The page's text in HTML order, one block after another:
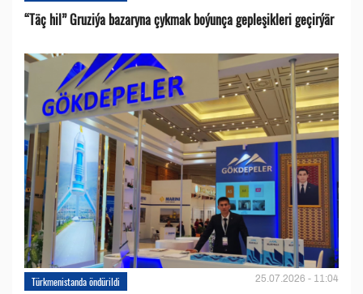
“Täç hil” Gruziýa bazaryna çykmak boýunça gepleşikleri geçirýär
Türkmenistanda öndürildi 25.07.2026 - 11:04